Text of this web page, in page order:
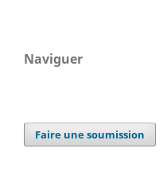
Naviguer
Faire une soumission